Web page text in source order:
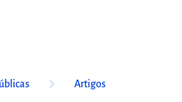
keyboard_arrow_right Artigos